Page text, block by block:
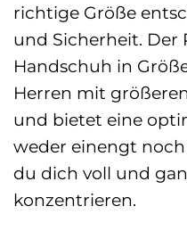
richtige Größe
und Sicherheit. Der
Handschuh in
Herren mit
und bietet eine
weder einengt
du dich voll und
konzentrieren.